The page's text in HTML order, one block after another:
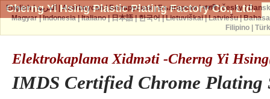
Cherng Yi Hsing Plastic Plating Factory Co., Ltd.
Elektrokaplama Xidməti -Cherng Yi
IMDS Certified Chrome Plating
English|العربية |Azərbaycan|Беларуская|Български|বাঙ্গালী|česky|
Magyar|Indonesia|Italiano|日本語|한국어|Lietuviškai|Latviešu|
Filipino|